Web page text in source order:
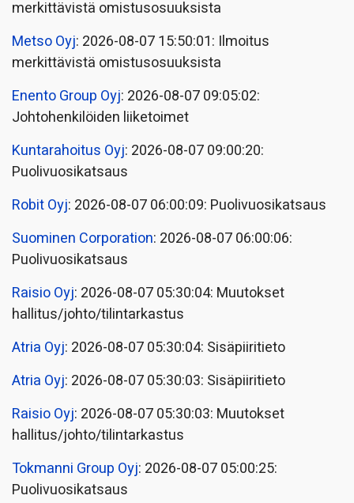
merkittävistä omistusosuuksista
Metso Oyj: 2026-08-07 15:50:01: Ilmoitus
merkittävistä omistusosuuksista
Enento Group Oyj: 2026-08-07 09:05:02:
Johtohenkilöiden liiketoimet
Kuntarahoitus Oyj: 2026-08-07 09:00:20:
Puolivuosikatsaus
Robit Oyj: 2026-08-07 06:00:09: Puolivuosikatsaus
Suominen Corporation: 2026-08-07 06:00:06:
Puolivuosikatsaus
Raisio Oyj: 2026-08-07 05:30:04: Muutokset
hallitus/johto/tilintarkastus
Atria Oyj: 2026-08-07 05:30:04: Sisäpiiritieto
Atria Oyj: 2026-08-07 05:30:03: Sisäpiiritieto
Raisio Oyj: 2026-08-07 05:30:03: Muutokset
hallitus/johto/tilintarkastus
Tokmanni Group Oyj: 2026-08-07 05:00:25:
Puolivuosikatsaus